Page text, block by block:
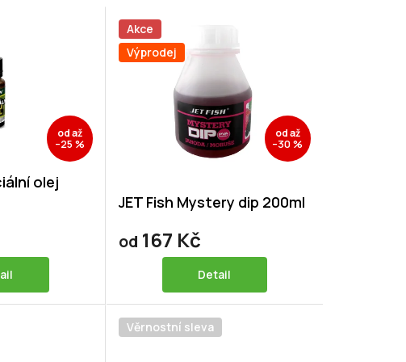
odaž
–25 %
olej
Akce
Výprodej
odaž
–30 %
JET Fish Mystery dip 200ml
od 167 Kč
Detail
Věrnostní sleva